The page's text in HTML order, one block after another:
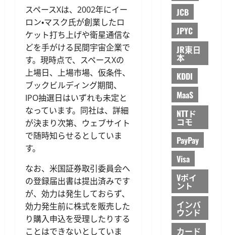
スペースXは、2002年にイー
ロン・マスク氏が創業したロ
ケット打ち上げや衛星通信な
どを手がける民間宇宙企業で
す。現時点で、スペースXの
上場日、上場市場、仮条件、
ブックビルディング期間、
IPO抽選日はいずれも未定と
なっています。同社は、詳細
が決まり次第、ウェブサイト
で随時知らせるとしていま
す。
なお、米国証券取引委員会へ
の登録届出書は提出済みです
が、効力は発生しておらず、
効力発生前に株式を販売した
り購入申込を受理したりする
ことはできないとしていま
JCB
JPYC
JR東日
本
KDDI
MaaS
NTTド
コモ
PayPay
Visa
Vポイ
ント
インバ
ウンド
カード